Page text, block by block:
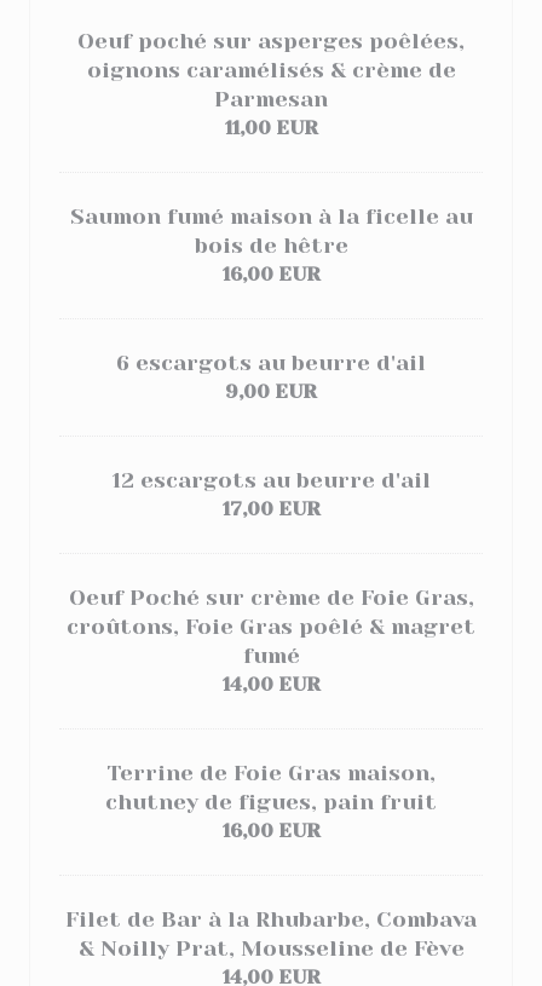
Oeuf poché sur asperges poêlées,
oignons caramélisés & crème de
Parmesan
11,00 EUR
Saumon fumé maison à la ficelle au
bois de hêtre
16,00 EUR
6 escargots au beurre d'ail
9,00 EUR
12 escargots au beurre d'ail
17,00 EUR
Oeuf Poché sur crème de Foie Gras,
croûtons, Foie Gras poêlé & magret
fumé
14,00 EUR
Terrine de Foie Gras maison,
chutney de figues, pain fruit
16,00 EUR
Filet de Bar à la Rhubarbe, Combava
& Noilly Prat, Mousseline de Fève
14,00 EUR